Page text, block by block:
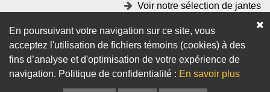
Voir notre sélection de jantes
Accessoires
Adaptateurs Bagues de centrage
En poursuivant votre navigation sur ce site, vous
acceptez l'utilisation de fichiers témoins (cookies) à des
fins d’analyse et d'optimisation de votre expérience de
navigation. Politique de confidentialité : En savoir plus